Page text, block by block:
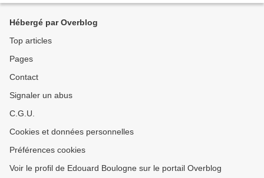
Hébergé par Overblog
Top articles
Pages
Contact
Signaler un abus
C.G.U.
Cookies et données personnelles
Préférences cookies
Voir le profil de Edouard Boulogne sur le portail Overblog